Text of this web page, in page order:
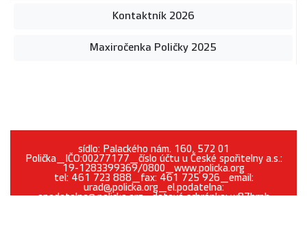
Kontaktník 2026
Maxiročenka Poličky 2025
sídlo: Palackého nám. 160, 572 01
Polička_IČO:00277177_číslo účtu u České spořitelny a.s.:
19-1283399369/0800_www.policka.org
tel: 461 723 888_fax: 461 725 926_email:
urad@policka.org_el.podatelna:
epodatelna@policka.org_datová schránka: w87brph